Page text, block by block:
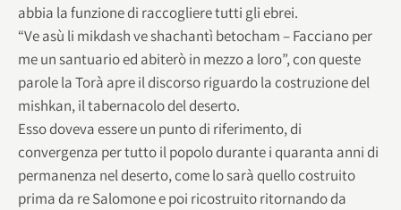
abbia la funzione di raccogliere tutti gli ebrei.
“Ve asù li mikdash ve shachantì betocham – Facciano per
me un santuario ed abiterò in mezzo a loro”, con queste
parole la Torà apre il discorso riguardo la costruzione del
mishkan, il tabernacolo del deserto.
Esso doveva essere un punto di riferimento, di
convergenza per tutto il popolo durante i quaranta anni di
permanenza nel deserto, come lo sarà quello costruito
prima da re Salomone e poi ricostruito ritornando da